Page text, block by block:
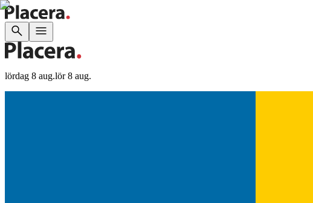
lördag 8 aug.lör 8 aug.